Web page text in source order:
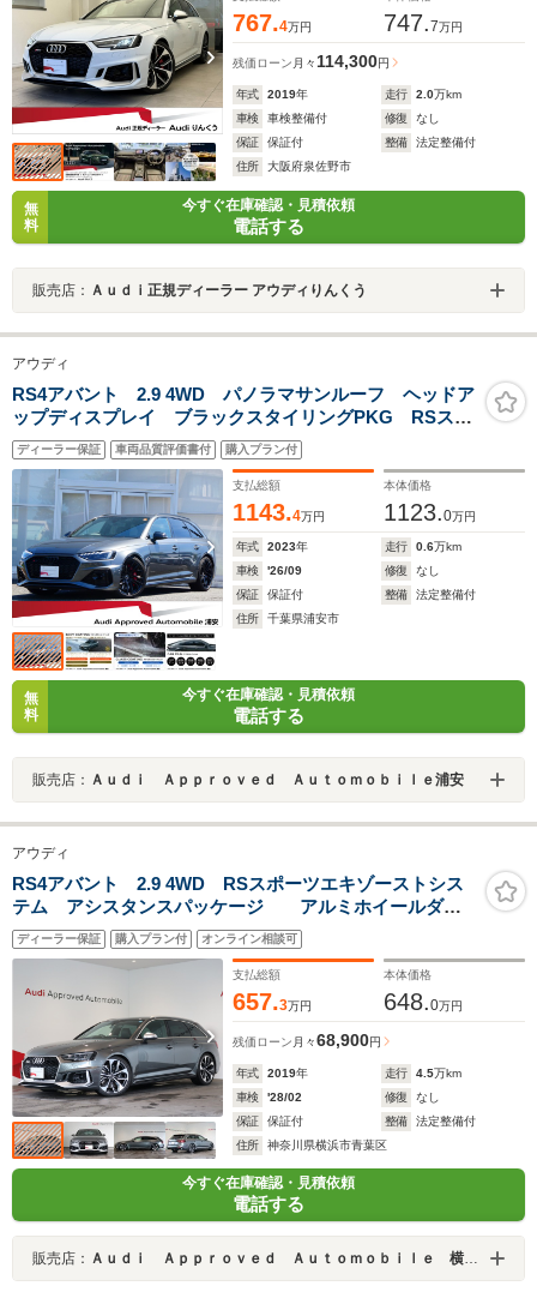
767.4万円 747.7万円
残価ローン 月々 114,300円
年式 2019年 走行 2.0万km
車検
車検整備付 修復
なし
保証
保証付 整備
法定整備付
住所
大阪府泉佐野市
無
料
今すぐ在庫確認・見積依頼
電話する
販売店： Ａｕｄｉ正規ディーラー アウディりんくう
アウディ
RS4アバント 2.9 4WD パノラマサンルーフ ヘッドア
ップディスプレイ ブラックスタイリングPKG RSスポ
ーツエキゾースト RSデザインPKGレッド パークアシ
スト キャリパーレッド プライバシーガラス TV
ディーラー保証 車両品質評価書付 購入プラン付
支払総額
1143.4万円
本体価格
1123.0万円
年式 2023年 走行 0.6万km
車検
'26/09 修復
なし
保証
保証付 整備
法定整備付
住所
千葉県浦安市
無
料
今すぐ在庫確認・見積依頼
電話する
販売店： Ａｕｄｉ Ａｐｐｒｏｖｅｄ Ａｕｔｏｍｏｂｉｌｅ浦安
アウディ
RS4アバント 2.9 4WD RSスポーツエキゾーストシス
テム アシスタンスパッケージ アルミホイールダブ
ルスポークエッジデザイングロスアンスラサイトブラッ
クポリッシュト
ディーラー保証 購入プラン付 オンライン相談可
支払総額
657.3万円
本体価格
648.0万円
残価ローン 月々68,900円
年式 2019年 走行 4.5万km
車検
'28/02 修復
なし
保証
保証付 整備
法定整備付
住所
神奈川県横浜市青葉区
今すぐ在庫確認・見積依頼
電話する
販売店： Ａｕｄｉ Ａｐｐｒｏｖｅｄ Ａｕｔｏｍｏｂｉｌｅ 横浜青葉